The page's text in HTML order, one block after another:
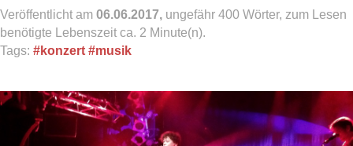
Veröffentlicht am 06.06.2017, ungefähr 400 Wörter, zum Lesen
benötigte Lebenszeit ca. 2 Minute(n).
Tags: #konzert #musik